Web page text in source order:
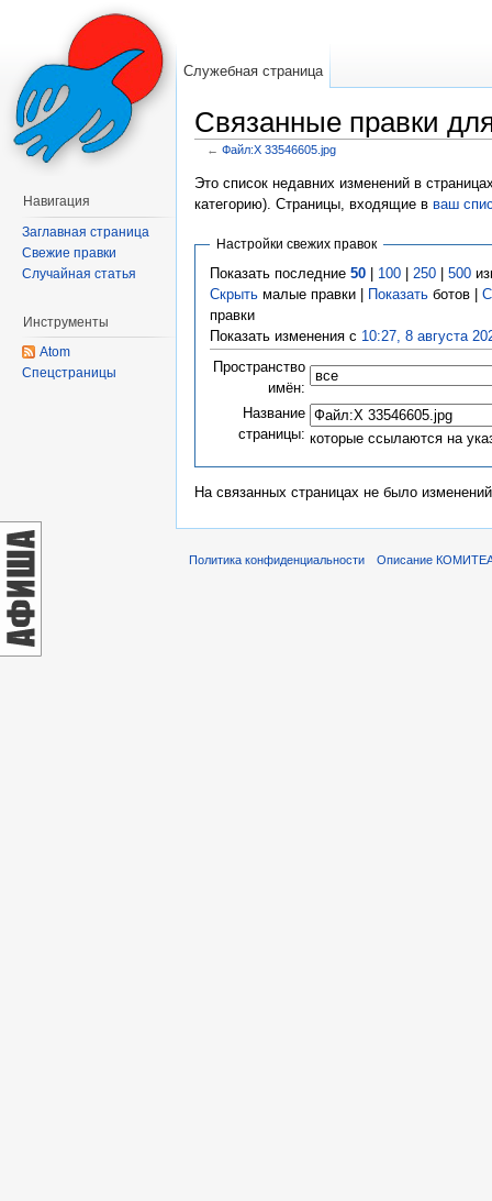
Связанные правки
← Файл:X 33546605.jpg
Это список недавних изменений в
категорию). Страницы, входящие в ваш
Настройки свежих правок
Показать последние 50| 100| 250| 500
Скрытьмалые правки | Показатьботов |
правки
Показать изменения с 10:27, 8 августа
Пространство
имён:
Название
страницы: которые ссылаются на
На связанных страницах не было
Служебная страница
Навигация
Заглавная страница
Свежие правки
Случайная статья
Инструменты
Atom
Спецстраницы
Политика конфиденциальности Описание